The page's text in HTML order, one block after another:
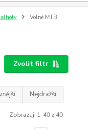
Volné MTB
Zvolit filtr
Nejdražší
Zobrazuji 1-40 z 40